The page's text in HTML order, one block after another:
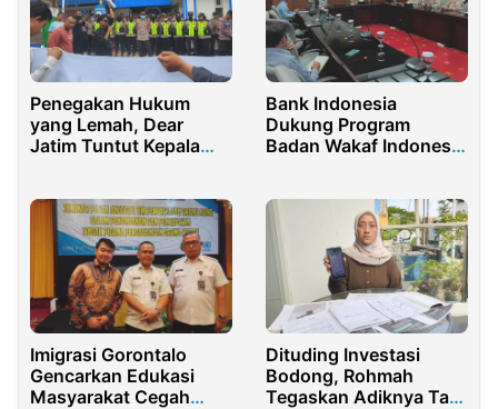
Penegakan Hukum
yang Lemah, Dear
Jatim Tuntut Kepala
Bank Indonesia
Dukung Program
Badan Wakaf Indonesia
Imigrasi Gorontalo
Gencarkan Edukasi
Masyarakat Cegah
Dituding Investasi
Bodong, Rohmah
Tegaskan Adiknya Tak